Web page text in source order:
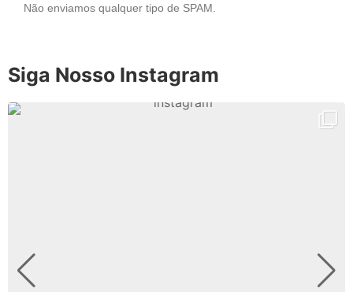
Não enviamos qualquer tipo de SPAM.
Siga Nosso Instagram